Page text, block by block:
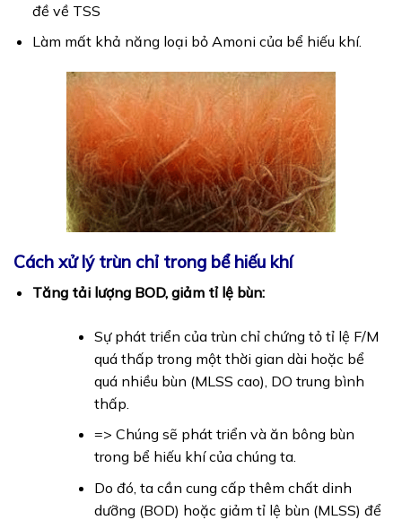
đề về TSS
Làm mất khả năng loại bỏ Amoni của bể hiếu khí.
Cách xử lý trùn chỉ trong bể hiếu khí
Tăng tải lượng BOD, giảm tỉ lệ bùn:
Sự phát triển của trùn chỉ chứng tỏ tỉ lệ F/M
quá thấp trong một thời gian dài hoặc bể
quá nhiều bùn (MLSS cao), DO trung bình
thấp.
=> Chúng sẽ phát triển và ăn bông bùn
trong bể hiếu khí của chúng ta.
Do đó, ta cần cung cấp thêm chất dinh
dưỡng (BOD) hoặc giảm tỉ lệ bùn (MLSS) để